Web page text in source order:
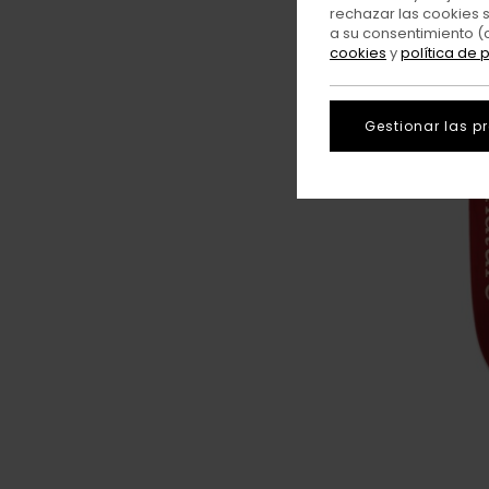
rechazar las cookies
a su consentimiento
cookies ypolítica de
Gestionar las